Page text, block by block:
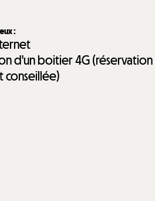
:
d'un boitier 4G (réservation
conseillée)